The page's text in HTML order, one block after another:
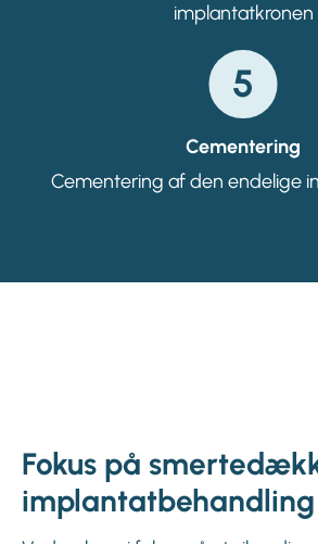
implantatkronen
5
Cementering
Cementering af den endelige
Fokus på
implantatbehandling